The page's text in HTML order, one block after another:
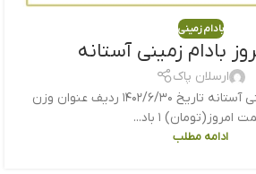
بادام زمینی
بادام زمینی آستانه
ارسلان پاک
قیمت امروز بادام زمینی آستانه تاریخ ۱۴۰۲/۶/۳۰ ردیف عنوان وزن
امروز(تومان) ۱ باد...
ادامه مطلب